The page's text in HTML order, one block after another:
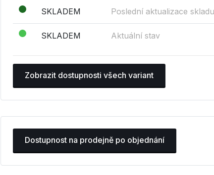
SKLADEM Poslední aktualizace
SKLADEM Aktuální stav
Zobrazit dostupnosti všech variant
Dostupnost na prodejně po objednání